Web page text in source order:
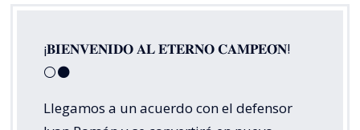
¡𝐁𝐈𝐄𝐍𝐕𝐄𝐍𝐈𝐃𝐎 𝐀𝐋 𝐄𝐓𝐄𝐑𝐍𝐎 𝐂𝐀𝐌𝐏𝐄𝐎́𝐍!
⚪⚫
Llegamos a un acuerdo con el defensor